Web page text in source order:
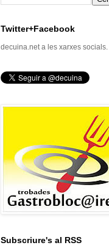
Twitter+Facebook
decuina.net a les xarxes socials.
Subscriure's al RSS